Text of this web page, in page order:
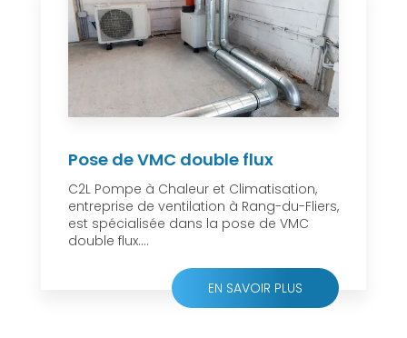
Pose de VMC double flux
C2L Pompe à Chaleur et Climatisation,
entreprise de ventilation à Rang-du-Fliers,
est spécialisée dans la pose de VMC
double flux....
EN SAVOIR PLUS